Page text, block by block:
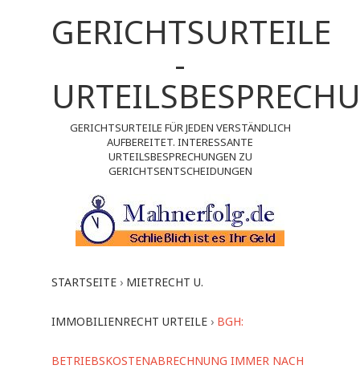
GERICHTSURTEILE
-
GERICHTSURTEILE FÜR JEDEN VERSTÄNDLICH
AUFBEREITET. INTERESSANTE
URTEILSBESPRECHUNGEN ZU
GERICHTSENTSCHEIDUNGEN
STARTSEITE › MIETRECHT U.
IMMOBILIENRECHT URTEILE › BGH:
BETRIEBSKOSTENABRECHNUNG IMMER NACH